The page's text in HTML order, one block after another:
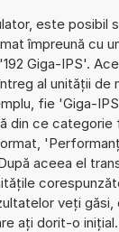
este posibil
împreună cu
Giga-IPS'.
al unității de
fie 'Giga-
din ce categorie
aceea el
veți găsi,
ați dorit-o